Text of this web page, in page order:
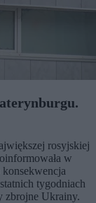
rosyjskiej
w
tygodniach
zbrojne Ukrainy.